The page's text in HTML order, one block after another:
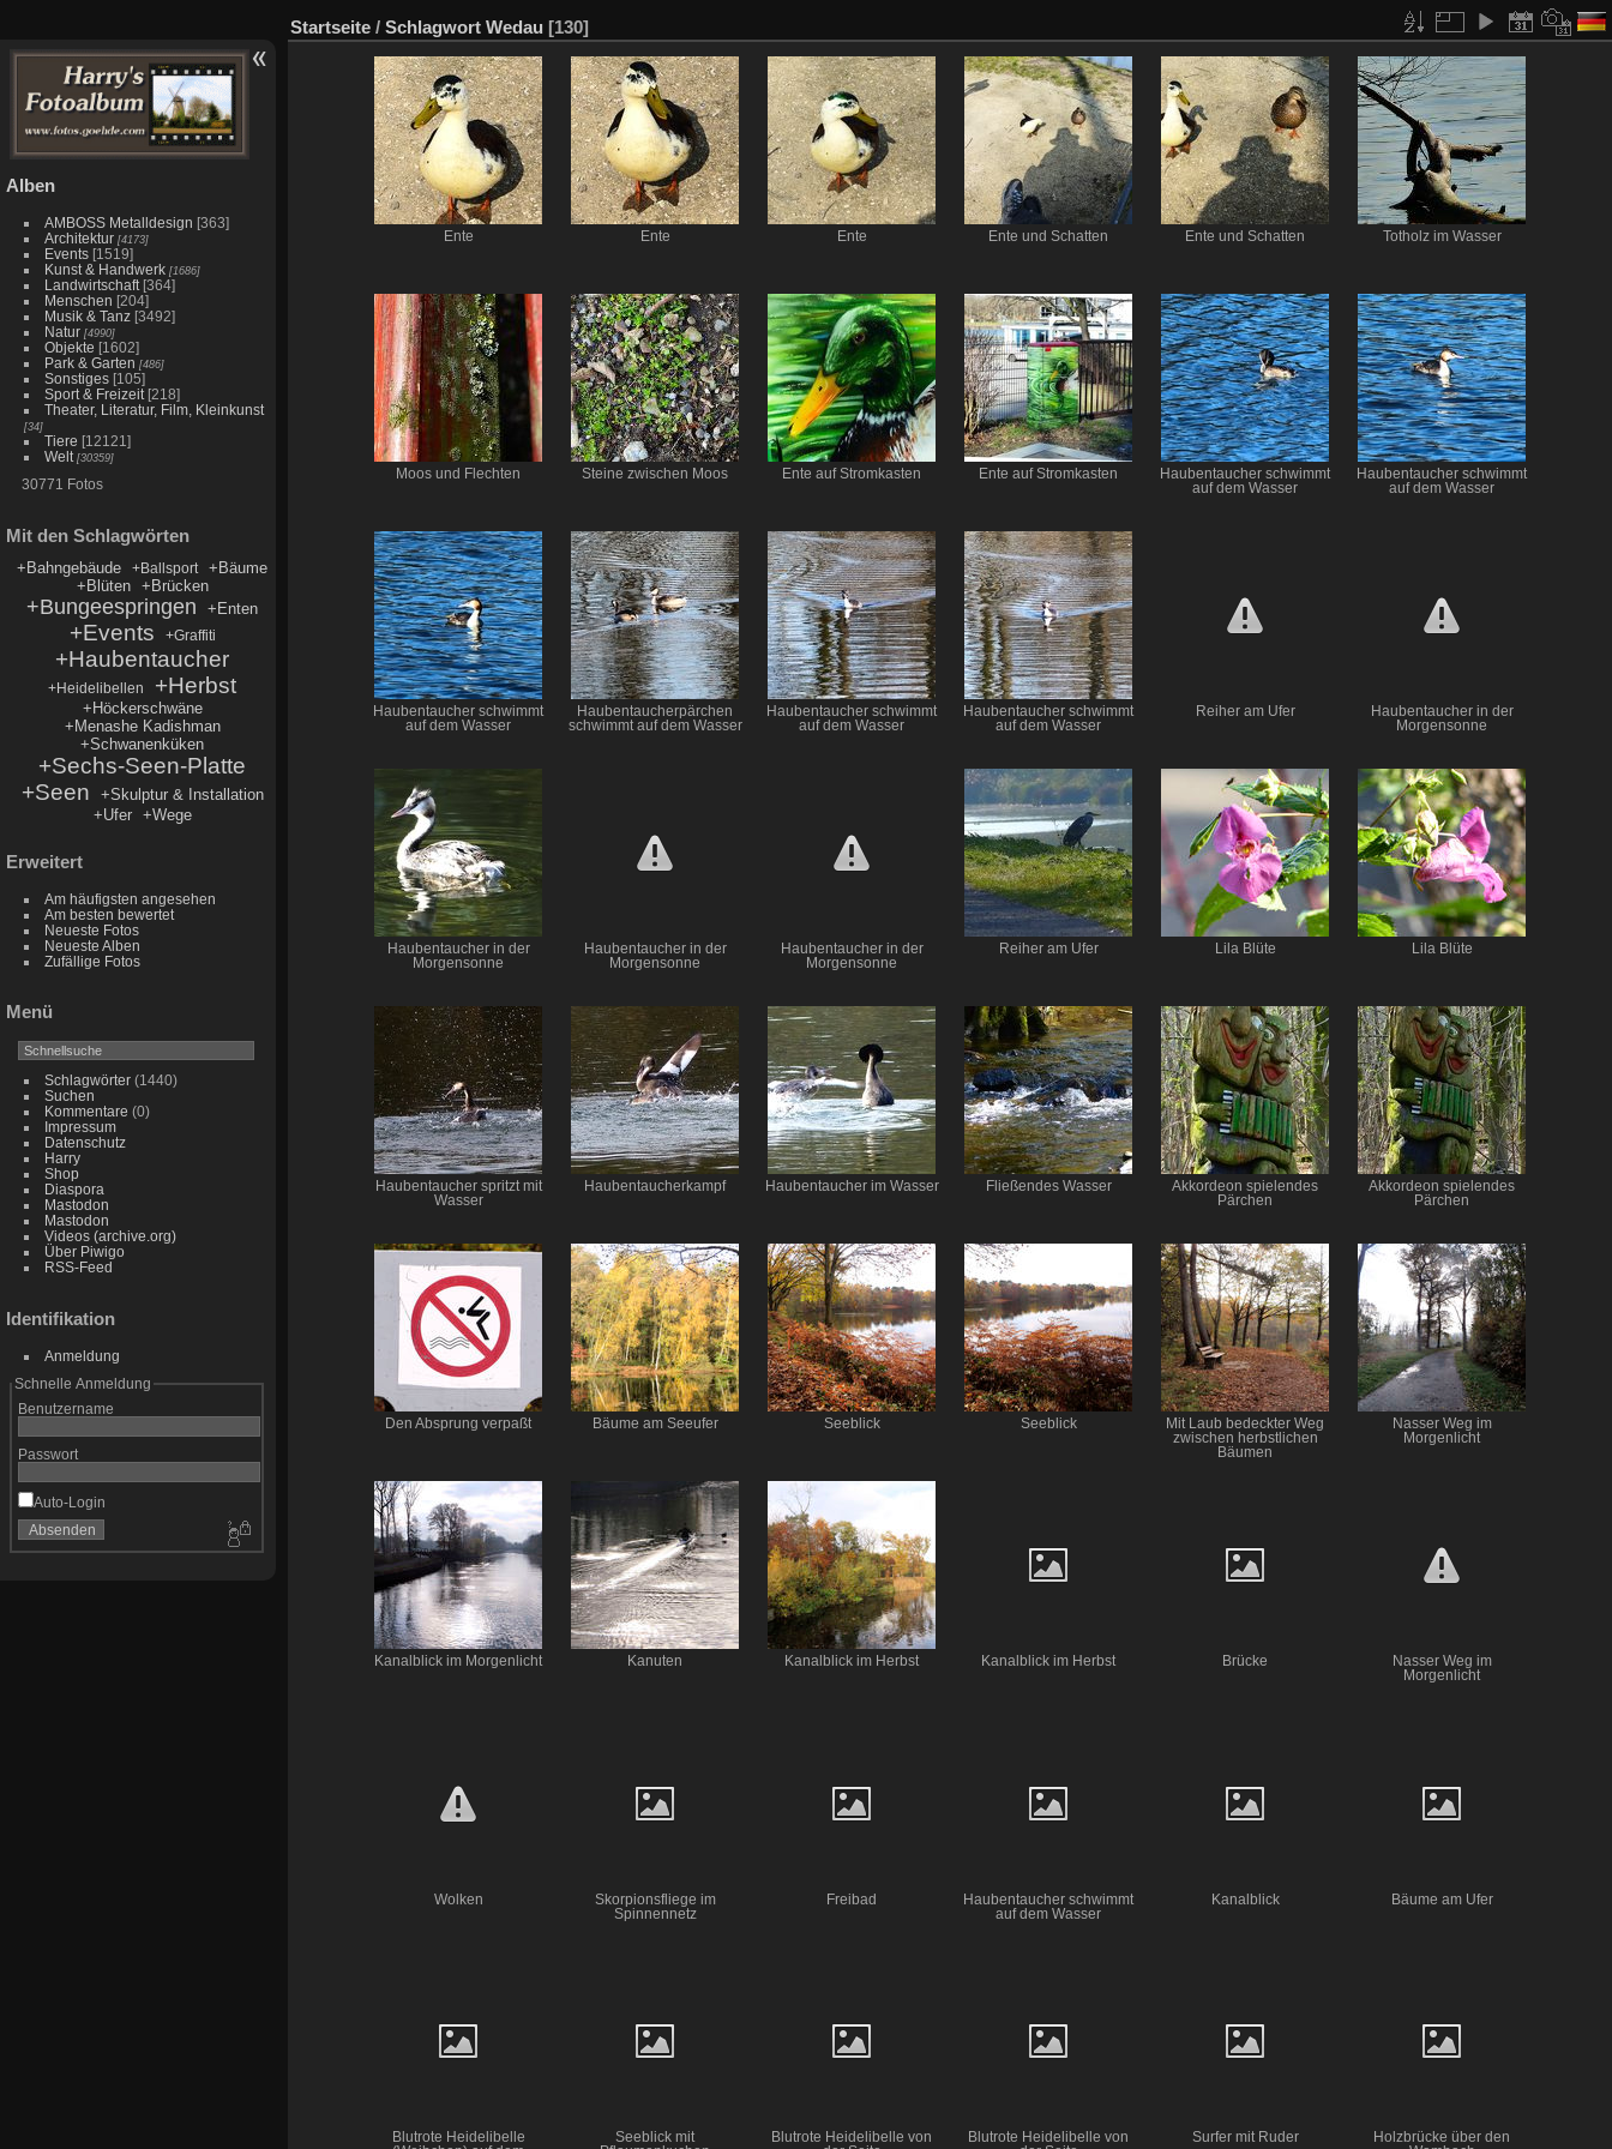
Alben
AMBOSS Metalldesign [363]
Architektur [4173]
Events [1519]
Kunst & Handwerk [1686]
Landwirtschaft [364]
Menschen [204]
Musik & Tanz [3492]
Natur [4990]
Objekte [1602]
Park & Garten [486]
Sonstiges [105]
Sport & Freizeit [218]
Theater, Literatur, Film, Kleinkunst
[34]
Tiere [12121]
Welt [30359]
30771 Fotos
Mit den Schlagwörten
+Bahngebäude +Ballsport
+Bäume
+Blüten
+Brücken
+Bungeespringen +Enten
+Events +Graffiti
+Haubentaucher
+Heidelibellen +Herbst
+Höckerschwäne
+Menashe Kadishman
+Schwanenküken
+Sechs-Seen-Platte
+Seen
+Skulptur & Installation
+Ufer
+Wege
Erweitert
Am häufigsten angesehen
Am besten bewertet
Neueste Fotos
Neueste Alben
Zufällige Fotos
Menü
Schlagwörter(1440)
Suchen
Kommentare (0)
Impressum
Datenschutz
Harry
Shop
Diaspora
Mastodon
Mastodon
Videos (archive.org)
Über Piwigo
RSS-Feed
Identifikation
Anmeldung
Schnelle Anmeldung
Benutzername
Passwort
Auto-Login
Startseite / Schlagwort Wedau [130]
Ente Ente Ente Ente und Schatten Ente und Schatten Totholz im Wasser
Moos und Flechten Steine zwischen Moos Ente auf Stromkasten Ente auf Stromkasten
Haubentaucher schwimmt
auf dem Wasser
Haubentaucher schwimmt
auf dem Wasser
Haubentaucher schwimmt
auf dem Wasser
Haubentaucherpärchen
schwimmt auf dem Wasser
Haubentaucher schwimmt
auf dem Wasser
Haubentaucher schwimmt
auf dem Wasser
Reiher am Ufer
Haubentaucher in der
Morgensonne
Haubentaucher in der
Morgensonne
Haubentaucher in der
Morgensonne
Haubentaucher in der
Morgensonne
Reiher am Ufer Lila Blüte Lila Blüte
Haubentaucher spritzt mit
Wasser
Haubentaucherkampf Haubentaucher im Wasser Fließendes Wasser
Akkordeon spielendes
Pärchen
Akkordeon spielendes
Pärchen
Den Absprung verpaßt Bäume am Seeufer Seeblick Seeblick
Mit Laub bedeckter Weg
zwischen herbstlichen
Bäumen
Nasser Weg im
Morgenlicht
Kanalblick im Morgenlicht Kanuten Kanalblick im Herbst Kanalblick im Herbst Brücke
Nasser Weg im
Morgenlicht
Wolken
Skorpionsfliege im
Spinnennetz
Freibad
Haubentaucher schwimmt
auf dem Wasser
Kanalblick Bäume am Ufer
Blutrote Heidelibelle
Seeblick mit
Blutrote Heidelibelle von
Blutrote Heidelibelle von
Surfer mit Ruder
Holzbrücke über den